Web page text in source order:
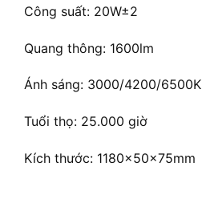
Công suất: 20W±2
Quang thông: 1600lm
Ánh sáng: 3000/4200/6500K
Tuổi thọ: 25.000 giờ
Kích thước: 1180x50x75mm